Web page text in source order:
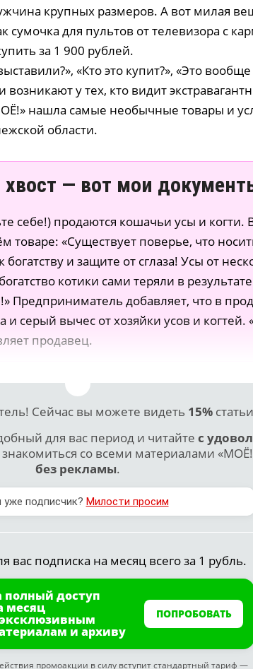
крупных размеров. А вот милая
сумочка для пультов от телевизора с
за 1 900 рублей.
«Кто это купит?», «Это вообще
у тех, кто видит
нашла самые необычные товары и
области.
— вот мои
себе!) продаются кошачьи усы и когти.
товаре: «Существует поверье, что
и защите от сглаза! Усы от
котики сами теряли в результате
Предприниматель добавляет, что в
серый вычес от хозяйки усов и когтей.
продавец.
Сейчас вы можете видеть 15%
для вас период и читайте с
со всеми материалами
без рекламы.
подписчик? Милости просим
вас подписка на месяц всего за 1 рубль.
полный доступ
месяц
и архиву
ПОПРОБОВАТЬ
промоакции в силу вступит стандартный тариф —